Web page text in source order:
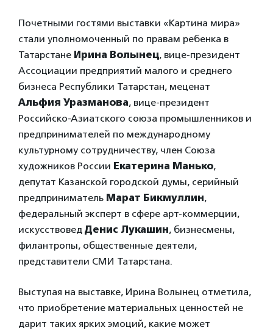
Почетными гостями выставки «Картина мира»
стали уполномоченный по правам ребенка в
Татарстане Ирина Волынец, вице-президент
Ассоциации предприятий малого и среднего
бизнеса Республики Татарстан, меценат
Альфия Уразманова, вице-президент
Российско-Азиатского союза промышленников и
предпринимателей по международному
культурному сотрудничеству, член Союза
художников России Екатерина Манько,
депутат Казанской городской думы, серийный
предприниматель Марат Бикмуллин,
федеральный эксперт в сфере арт-коммерции,
искусствовед Денис Лукашин, бизнесмены,
филантропы, общественные деятели,
представители СМИ Татарстана.
Выступая на выставке, Ирина Волынец отметила,
что приобретение материальных ценностей не
дарит таких ярких эмоций, какие может